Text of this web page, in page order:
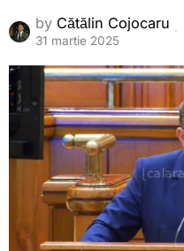
by Cătălin Cojocaru
31 martie 2025